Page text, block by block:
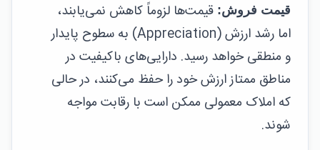
قیمت فروش: قیمت‌ها لزوماً کاهش نمی‌یابند،
اما رشد ارزش (Appreciation) به سطوح پایدار
و منطقی خواهد رسید. دارایی‌های باکیفیت در
مناطق ممتاز ارزش خود را حفظ می‌کنند، در حالی
که املاک معمولی ممکن است با رقابت مواجه
شوند.